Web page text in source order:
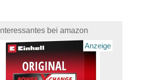
Interessantes bei amazon
Anzeige